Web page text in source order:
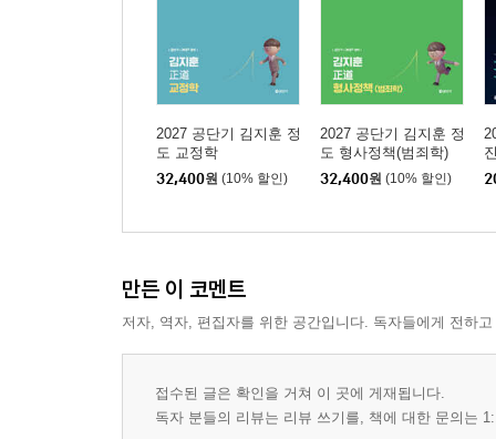
제7편 소년범죄론
제1장 소년범죄의 특징과 대책
제2장 소년법
제4장 아동 청소년의 성보호에 관한 법률
제8편 범죄인 처우의 모델과 새로운 동향 및 기타
제3장 기타：미결수용제도와 지역사회 교정
2027 공단기 김지훈 정
도 교정학
32,400원 (10% 할인)
2027 공단기 김지훈 정
도 형사정책(범죄학)
32,400원 (10% 할인)
만든 이 코멘트
저자, 역자, 편집자를 위한 공간입니다. 독자들에게 전하
접수된 글은 확인을 거쳐 이 곳에 게재됩니다.
독자 분들의 리뷰는 리뷰 쓰기를, 책에 대한 문의는